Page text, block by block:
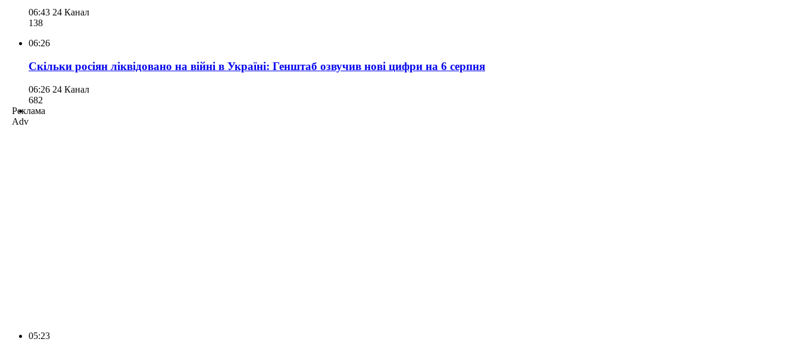
06:43 24 Канал
138
06:26
Скільки росіян ліквідовано на війні в Україні: Генштаб озвучив нові цифри на 6 серпня
06:26 24 Канал
682
Реклама
Adv
05:23